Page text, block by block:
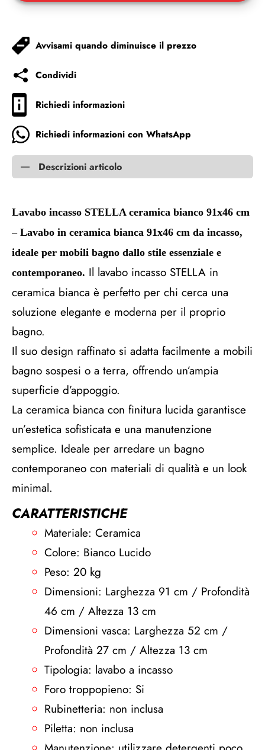
Avvisami quando diminuisce il prezzo
Condividi
Richiedi informazioni
Richiedi informazioni con WhatsApp
Descrizioni articolo
Lavabo incasso STELLA ceramica bianco 91x46 cm
– Lavabo in ceramica bianca 91x46 cm da incasso,
ideale per mobili bagno dallo stile essenziale e
contemporaneo. Il lavabo incasso STELLA in
ceramica bianca è perfetto per chi cerca una
soluzione elegante e moderna per il proprio
bagno.
Il suo design raffinato si adatta facilmente a mobili
bagno sospesi o a terra, offrendo un’ampia
superficie d’appoggio.
La ceramica bianca con finitura lucida garantisce
un’estetica sofisticata e una manutenzione
semplice. Ideale per arredare un bagno
contemporaneo con materiali di qualità e un look
minimal.
CARATTERISTICHE
Materiale: Ceramica
Colore: Bianco Lucido
Peso: 20 kg
Dimensioni: Larghezza 91 cm / Profondità
46 cm / Altezza 13 cm
Dimensioni vasca: Larghezza 52 cm /
Profondità 27 cm / Altezza 13 cm
Tipologia: lavabo a incasso
Foro troppopieno: Si
Rubinetteria: non inclusa
Piletta: non inclusa